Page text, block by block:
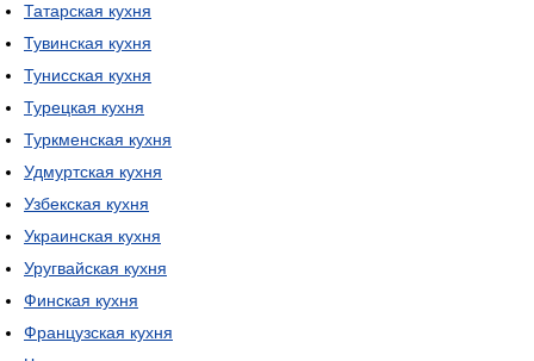
Татарская кухня
Тувинская кухня
Тунисская кухня
Турецкая кухня
Туркменская кухня
Удмуртская кухня
Узбекская кухня
Украинская кухня
Уругвайская кухня
Финская кухня
Французская кухня